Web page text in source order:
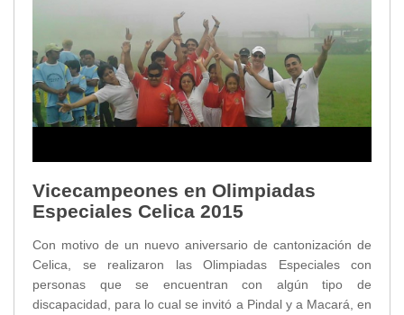
Vicecampeones en Olimpiadas
Especiales Celica 2015
Con motivo de un nuevo aniversario de cantonización de
Celica, se realizaron las Olimpiadas Especiales con
personas que se encuentran con algún tipo de
discapacidad, para lo cual se invitó a Pindal y a Macará, en